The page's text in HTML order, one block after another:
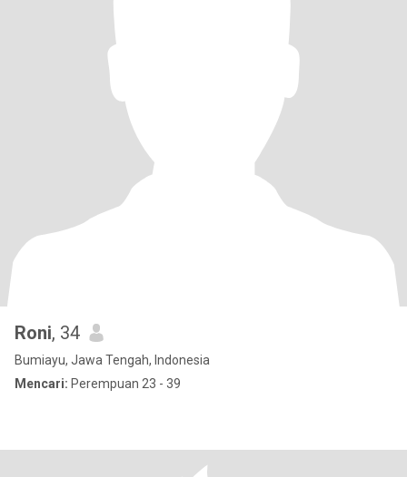
Roni, 34
Bumiayu, Jawa Tengah, Indonesia
Mencari: Perempuan 23 - 39